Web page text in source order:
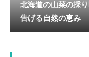
北海道の山菜の採
告げる自然の恵み